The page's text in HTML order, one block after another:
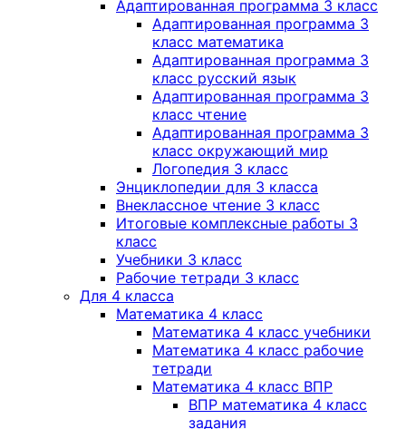
Адаптированная программа 3 класс
Адаптированная программа 3
класс математика
Адаптированная программа 3
класс русский язык
Адаптированная программа 3
класс чтение
Адаптированная программа 3
класс окружающий мир
Логопедия 3 класс
Энциклопедии для 3 класса
Внеклассное чтение 3 класс
Итоговые комплексные работы 3
класс
Учебники 3 класс
Рабочие тетради 3 класс
Для 4 класса
Математика 4 класс
Математика 4 класс учебники
Математика 4 класс рабочие
тетради
Математика 4 класс ВПР
ВПР математика 4 класс
задания